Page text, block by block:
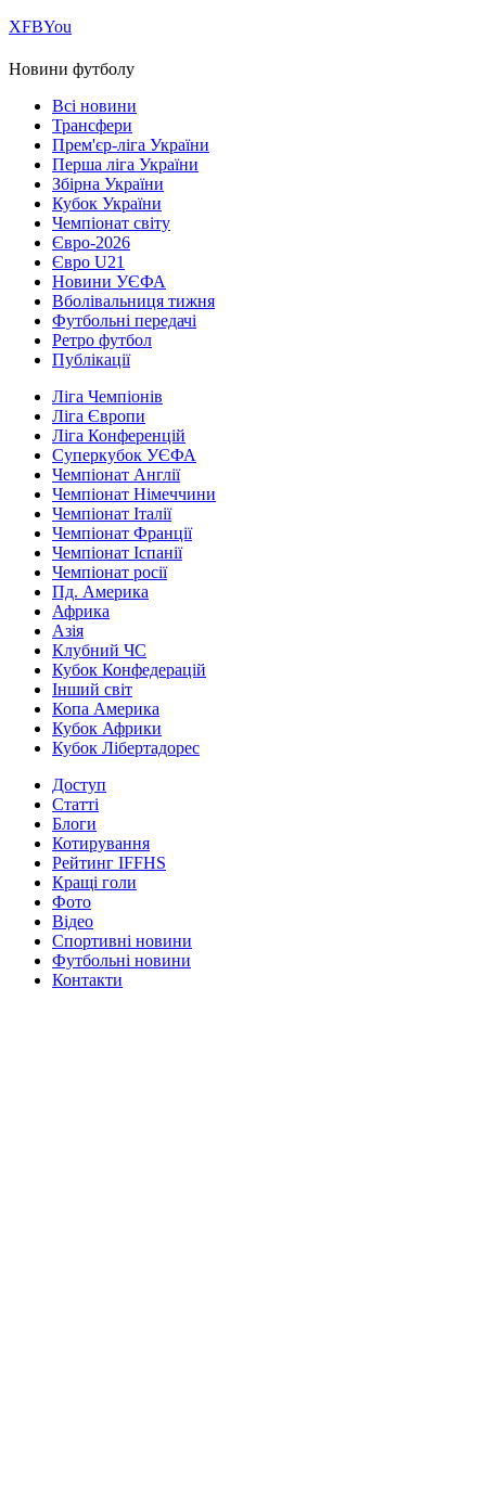
ХFBYou
Новини футболу
Всі новини
Трансфери
Прем'єр-ліга України
Перша ліга України
Збірна України
Кубок України
Чемпіонат світу
Євро-2026
Євро U21
Новини УЄФА
Вболівальниця тижня
Футбольні передачі
Ретро футбол
Публікації
Ліга Чемпіонів
Ліга Європи
Ліга Конференцій
Суперкубок УЄФА
Чемпіонат Англії
Чемпіонат Німеччини
Чемпіонат Італії
Чемпіонат Франції
Чемпіонат Іспанії
Чемпіонат росії
Пд. Америка
Африка
Азія
Клубний ЧС
Кубок Конфедерацій
Інший світ
Копа Америка
Кубок Африки
Кубок Лібертадорес
Доступ
Статті
Блоги
Котирування
Рейтинг IFFHS
Кращі голи
Фото
Відео
Спортивні новини
Футбольні новини
Контакти